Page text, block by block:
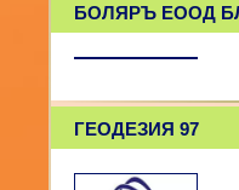
БОЛЯРЪ ЕООД
ГЕОДЕЗИЯ 97